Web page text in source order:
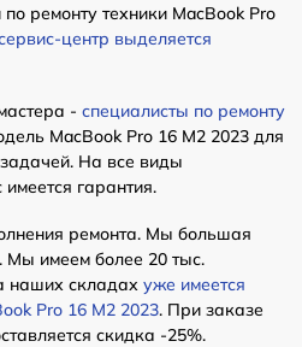
ремонту техники MacBook Pro
центр выделяется
- специалисты по ремонту
MacBook Pro 16 M2 2023 для
На все виды
гарантия.
ремонта. Мы большая
Мы имеем более 20 тыс.
наших складах уже имеется
Pro 16 M2 2023. При заказе
скидка -25%.